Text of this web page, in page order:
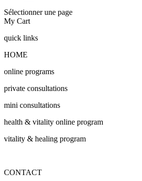
Sélectionner une page
My Cart
quick links
HOME
online programs
private consultations
mini consultations
health & vitality online program
vitality & healing program
CONTACT